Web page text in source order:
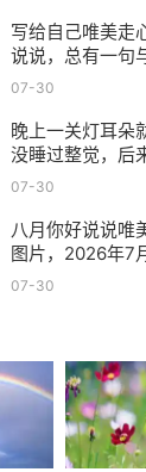
写给自己唯美走
说说，总有一句
犀！
07-30
晚上一关灯耳朵
没睡过整觉，后
我说说
07-30
八月你好说说唯
图片，2026年7
好说说文案精选
07-30